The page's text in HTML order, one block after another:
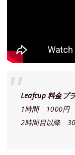
Leafcup 料金プ
1時間 1000円
2時間目以降